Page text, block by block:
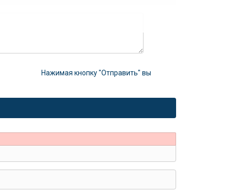
Нажимая кнопку "Отправить" вы